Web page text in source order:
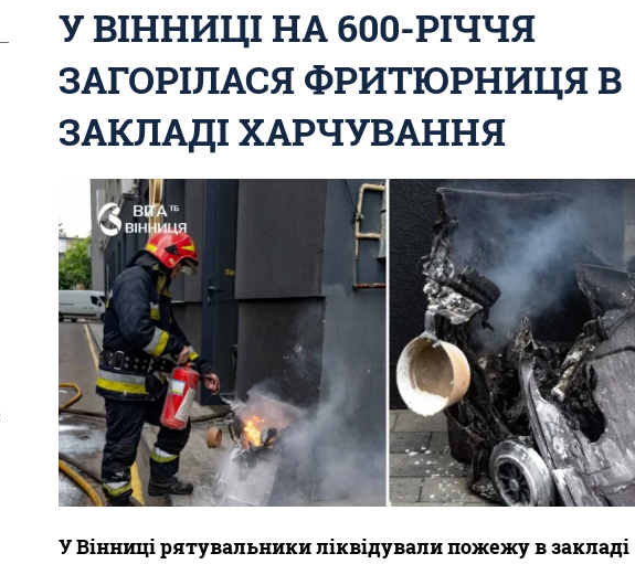
У ВІННИЦІ НА 600-РІЧЧЯ
ЗАГОРІЛАСЯ ФРИТЮРНИЦЯ В
ЗАКЛАДІ ХАРЧУВАННЯ
У Вінниці рятувальники ліквідували пожежу в закладі